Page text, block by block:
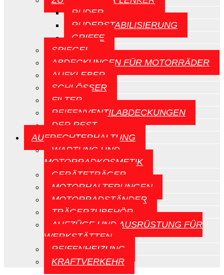
RUDER
RUDERSTABILISIERUNG
GRIFFE
SPIEGEL
ABDECKUNGEN FÜR MOTORRÄDER
AUFKLEBER
SCHLÖSSER
FILTER
REIFENVENTILABDECKUNGEN
DER REST
AUFRECHTERHALTUNG
WARTUNG UND
MOTORRADKOSMETIK
GERÄTETRÄGER
MOTORHALTERUNGEN
MOTORRADSTÄNDER
TRÄGERZUBEHÖR
AUFZÜGE UND AUSRÜSTUNG FÜR
WERKSTÄTTEN
REIFENHEIZUNG
KRAFTVERKEHR